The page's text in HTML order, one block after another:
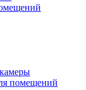
помещений